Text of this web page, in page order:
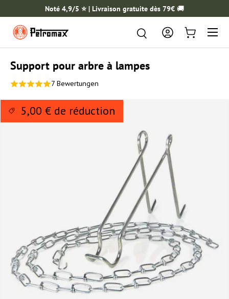
ALLER AU CONTENU
Noté 4,9/5 ⭐️ | Livraison gratuite dès 79€ 🚚
Rechercher
RechercherSe connecter
Panier
Menu
Support pour arbre à lampes
7 Bewertungen
5,00 € de réduction